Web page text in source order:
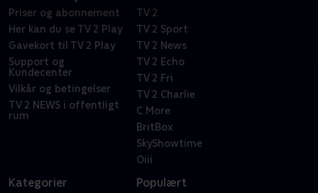
Priser og abonnement
Her kan du se TV 2 Play
Gavekort til TV 2 Play
Support og
Kundecenter
Vilkår og betingelser
TV 2 NEWS i offentligt
rum
TV 2
TV 2 Sport
TV 2 News
TV 2 Echo
TV 2 Fri
TV 2 Charlie
C More
BritBox
SkyShowtime
Oiii
Kategorier Populært